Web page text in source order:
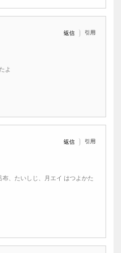
返信 引用
よ
返信 引用
、たいしじ、月エイ はつよかた